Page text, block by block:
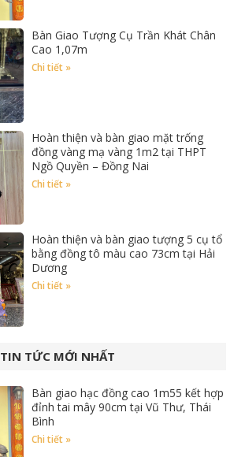
Bàn Giao Tượng Cụ Trần Khát Chân
Cao 1,07m
Chi tiết »
Hoàn thiện và bàn giao mặt trống
đồng vàng mạ vàng 1m2 tại THPT
Ngồ Quyền – Đồng Nai
Chi tiết »
Hoàn thiện và bàn giao tượng 5 cụ tổ
bằng đồng tô màu cao 73cm tại Hải
Dương
Chi tiết »
TIN TỨC MỚI NHẤT
Bàn giao hạc đồng cao 1m55 kết hợp
đỉnh tai mây 90cm tại Vũ Thư, Thái
Bình
Chi tiết »